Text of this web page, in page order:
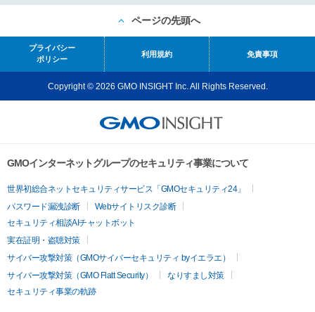
ページの先頭へ
プライバシー
ポリシー
利用規約 免責事項
Copyright © 2026 GMO INSIGHT Inc. All Rights Reserved.
GMOインターネットグループのセキュリティ事業について
世界初総合ネットセキュリティサービス「GMOセキュリティ24」
パスワード漏洩診断
Webサイトリスク診断
セキュリティ相談AIチャットボット
実在証明・盗聴対策
サイバー攻撃対策（GMOサイバーセキュリティ byイエラエ）
サイバー攻撃対策（GMO Flatt Security）
なりすまし対策
セキュリティ事業の軌跡